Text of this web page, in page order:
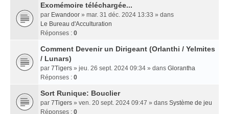
Exomémoire téléchargée...
par Ewandoor » mar. 31 déc. 2024 13:33 » dans
Le Bureau d'Acculturation
Réponses : 0
Comment Devenir un Dirigeant (Orlanthi / Yelmites
/ Lunars)
par 7Tigers » jeu. 26 sept. 2024 09:34 » dans Glorantha
Réponses : 0
Sort Runique: Bouclier
par 7Tigers » ven. 20 sept. 2024 09:47 » dans Système de jeu
Réponses : 0